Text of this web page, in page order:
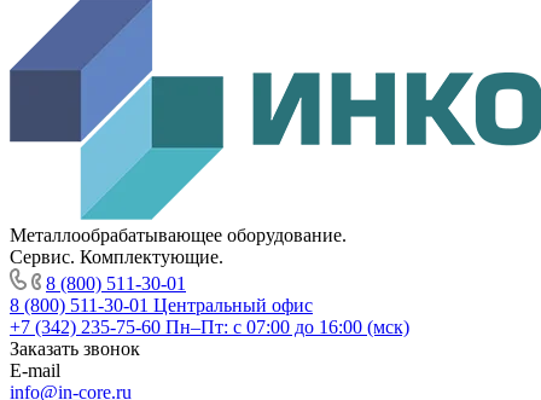
Металлообрабатывающее оборудование.
Сервис. Комплектующие.
8 (800) 511-30-01
8 (800) 511-30-01 Центральный офис
+7 (342) 235-75-60 Пн–Пт: с 07:00 до 16:00 (мск)
Заказать звонок
E-mail
info@in-core.ru